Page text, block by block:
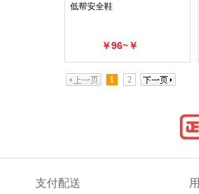
低帮安全鞋
￥96~￥
1 2
支付配送